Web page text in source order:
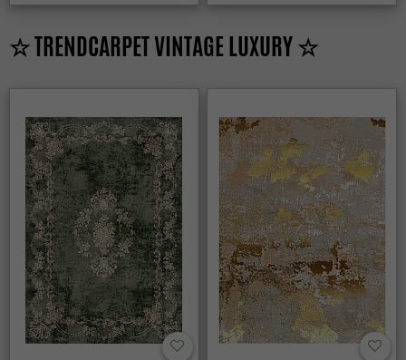
☆ TRENDCARPET VINTAGE LUXURY ☆